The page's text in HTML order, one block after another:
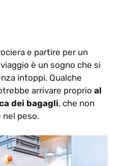
e partire per un
è un sogno che si
intoppi. Qualche
arrivare proprio al
dei bagagli, che non
nel peso.